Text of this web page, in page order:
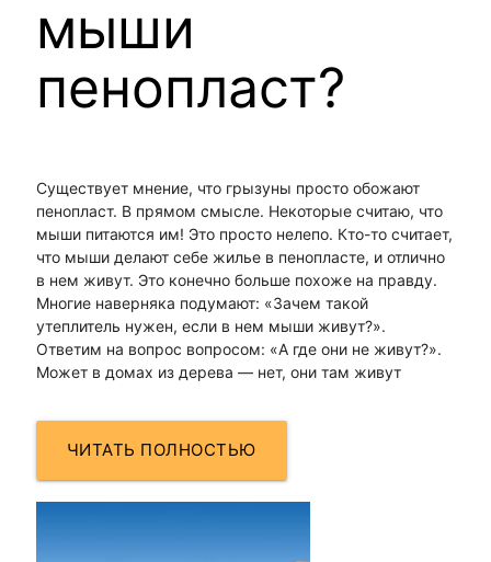
мыши
пенопласт?
Существует мнение, что грызуны просто обожают
пенопласт. В прямом смысле. Некоторые считаю, что
мыши питаются им! Это просто нелепо. Кто-то считает,
что мыши делают себе жилье в пенопласте, и отлично
в нем живут. Это конечно больше похоже на правду.
Многие наверняка подумают: «Зачем такой
утеплитель нужен, если в нем мыши живут?».
Ответим на вопрос вопросом: «А где они не живут?».
Может в домах из дерева — нет, они там живут
ЧИТАТЬ ПОЛНОСТЬЮ